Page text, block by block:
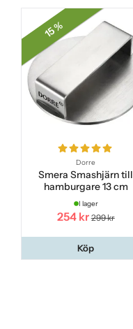
15 %
Dorre
Smera Smashjärn till
hamburgare 13 cm
I lager
254 kr 299 kr
Köp